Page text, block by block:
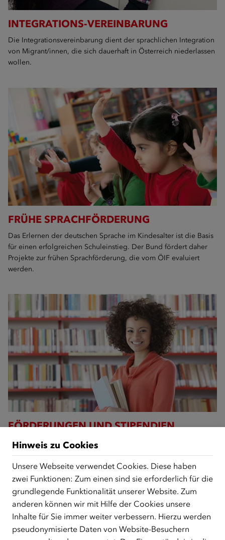
INTEGRATIONS-VEREINBARUNG
Die Integrationsvereinbarung dient der sprachlichen Integration
von Migrant/innen, die sich dauerhaft in Österreich niederlassen
wollen.
FRÜHE SPRACHFÖRDERUNG
Das Erlernen der deutschen Sprache im Kindesalter ist die Basis
für einen erfolgreichen Schuleinstieg. Der Bund fördert daher
Projekte zur frühen Sprachförderung, die vom ÖIF evaluiert
werden.
FÖRDERUNGEN UND STIPENDIEN
Erfahren Sie mehr über die Förderungen des ÖIF im Bereich
Migrationshintergrund.
Hinweis zu Cookies
Unsere Webseite verwendet Cookies. Diese haben
zwei Funktionen: Zum einen sind sie erforderlich für die
grundlegende Funktionalität unserer Website. Zum
anderen können wir mit Hilfe der Cookies unsere
Inhalte für Sie immer weiter verbessern. Hierzu werden
pseudonymisierte Daten von Website-Besuchern